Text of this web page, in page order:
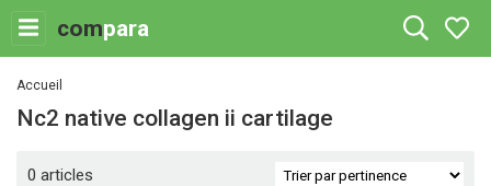
compara
Accueil
nc2 native collagen ii cartilage
0 articles